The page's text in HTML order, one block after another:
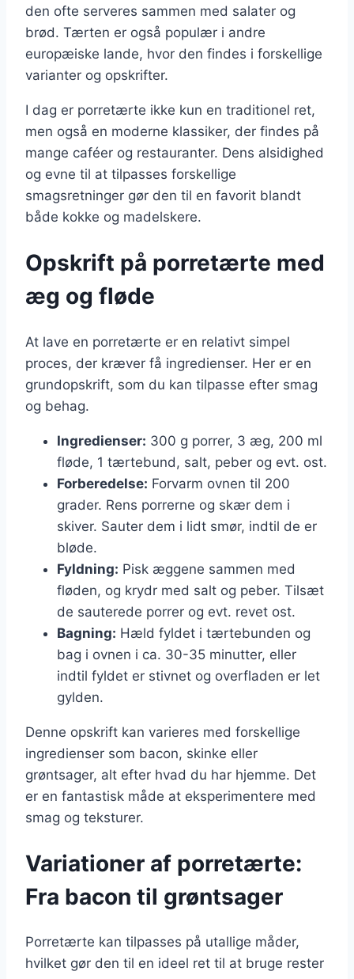
den ofte serveres sammen med salater og
brød. Tærten er også populær i andre
europæiske lande, hvor den findes i forskellige
varianter og opskrifter.
I dag er porretærte ikke kun en traditionel ret,
men også en moderne klassiker, der findes på
mange caféer og restauranter. Dens alsidighed
og evne til at tilpasses forskellige
smagsretninger gør den til en favorit blandt
både kokke og madelskere.
Opskrift på porretærte med
æg og fløde
At lave en porretærte er en relativt simpel
proces, der kræver få ingredienser. Her er en
grundopskrift, som du kan tilpasse efter smag
og behag.
Ingredienser: 300 g porrer, 3 æg, 200 ml
fløde, 1 tærtebund, salt, peber og evt. ost.
Forberedelse: Forvarm ovnen til 200
grader. Rens porrerne og skær dem i
skiver. Sauter dem i lidt smør, indtil de er
bløde.
Fyldning: Pisk æggene sammen med
fløden, og krydr med salt og peber. Tilsæt
de sauterede porrer og evt. revet ost.
Bagning: Hæld fyldet i tærtebunden og
bag i ovnen i ca. 30-35 minutter, eller
indtil fyldet er stivnet og overfladen er let
gylden.
Denne opskrift kan varieres med forskellige
ingredienser som bacon, skinke eller
grøntsager, alt efter hvad du har hjemme. Det
er en fantastisk måde at eksperimentere med
smag og teksturer.
Variationer af porretærte:
Fra bacon til grøntsager
Porretærte kan tilpasses på utallige måder,
hvilket gør den til en ideel ret til at bruge rester